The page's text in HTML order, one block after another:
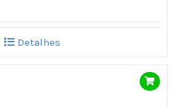
Detalhes